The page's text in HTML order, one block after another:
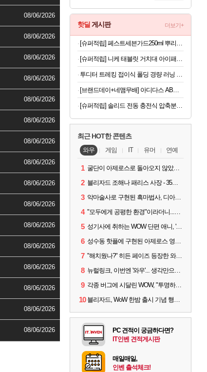
08/06/2026
08/06/2026
08/06/2026
08/06/2026
08/06/2026
08/06/2026
08/06/2026
08/06/2026
08/06/2026
08/06/2026
08/06/2026
08/06/2026
08/06/2026
08/06/2026
08/06/2026
08/06/2026
핫딜 게시판 더보기+
[슈퍼적립] 솔리드 전동 충전식 압축분무기 세차폼건 자동 농약 무선 충전 2L SOL-EP15
최근 HOT한 콘텐츠
와우 게임 IT 유머 연예
1 굴단이 아제로스로 돌아오지 않았다면? 와우 클래식+ 주목
2 블리자드 조해나 패리스 사장 - 35년 역사, 그리고 비전
3 악마술사로 구현된 흑마법사, 디아4 x 와우 콜라보 살펴보기
4 "모두에게 공평한 환경"이라더니...여전히 살아있는 애드온
5 성기사에 취하는 WOW 단편 애니, '신성한 모든 것'
6 성수동 핫플에 구현된 아제로스 영웅들의 안식처, WoW 홈스윗홈
7 "해치웠나?" 히든 페이즈 등장한 와우 '한밤', 세계 최초 킬은 '팀 리퀴드'
8 뉴럴링크, 이번엔 '와우'... 생각만으로 게임하는 시대 성큼
9 각종 버그에 시달린 WOW, "투명하고 신속한 소통과 대응 약속"
10 블리자드, WoW 한밤 출시 기념 행사 '홈스윗홈' 28일 개최
PC 견적이 궁금하다면?
IT인벤 견적게시판
매일매일,
인벤 출석체크!